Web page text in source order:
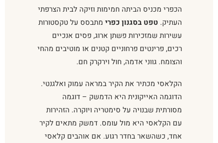
הכפרי מכניס הביתה חמימות וזיקה לבית הצרפתי
העתיק. טפט בסגנון כפרי מתבסס על טקסטורות
עשירות שמזכירות פשתן ארוג, פסים אנכיים
רכים, פרינטים פרחוניים קטנים או מוטיבים מהחי
והצומח. גווני אדמה, חול וירקרק חם.
הקלאסי מכתיר את הקיר במראה עמוק ואלגנטי.
הדוגמה האייקונית היא הדמשק – דוגמה
מסורתית שבנויה על סימטריה ויוקרה. הזהירות
עם הקלאסי היא מול עומס. דמשק מתאים לקיר
אחד, כשהשאר בחדר רגוע. אם אוהבים קלאסי